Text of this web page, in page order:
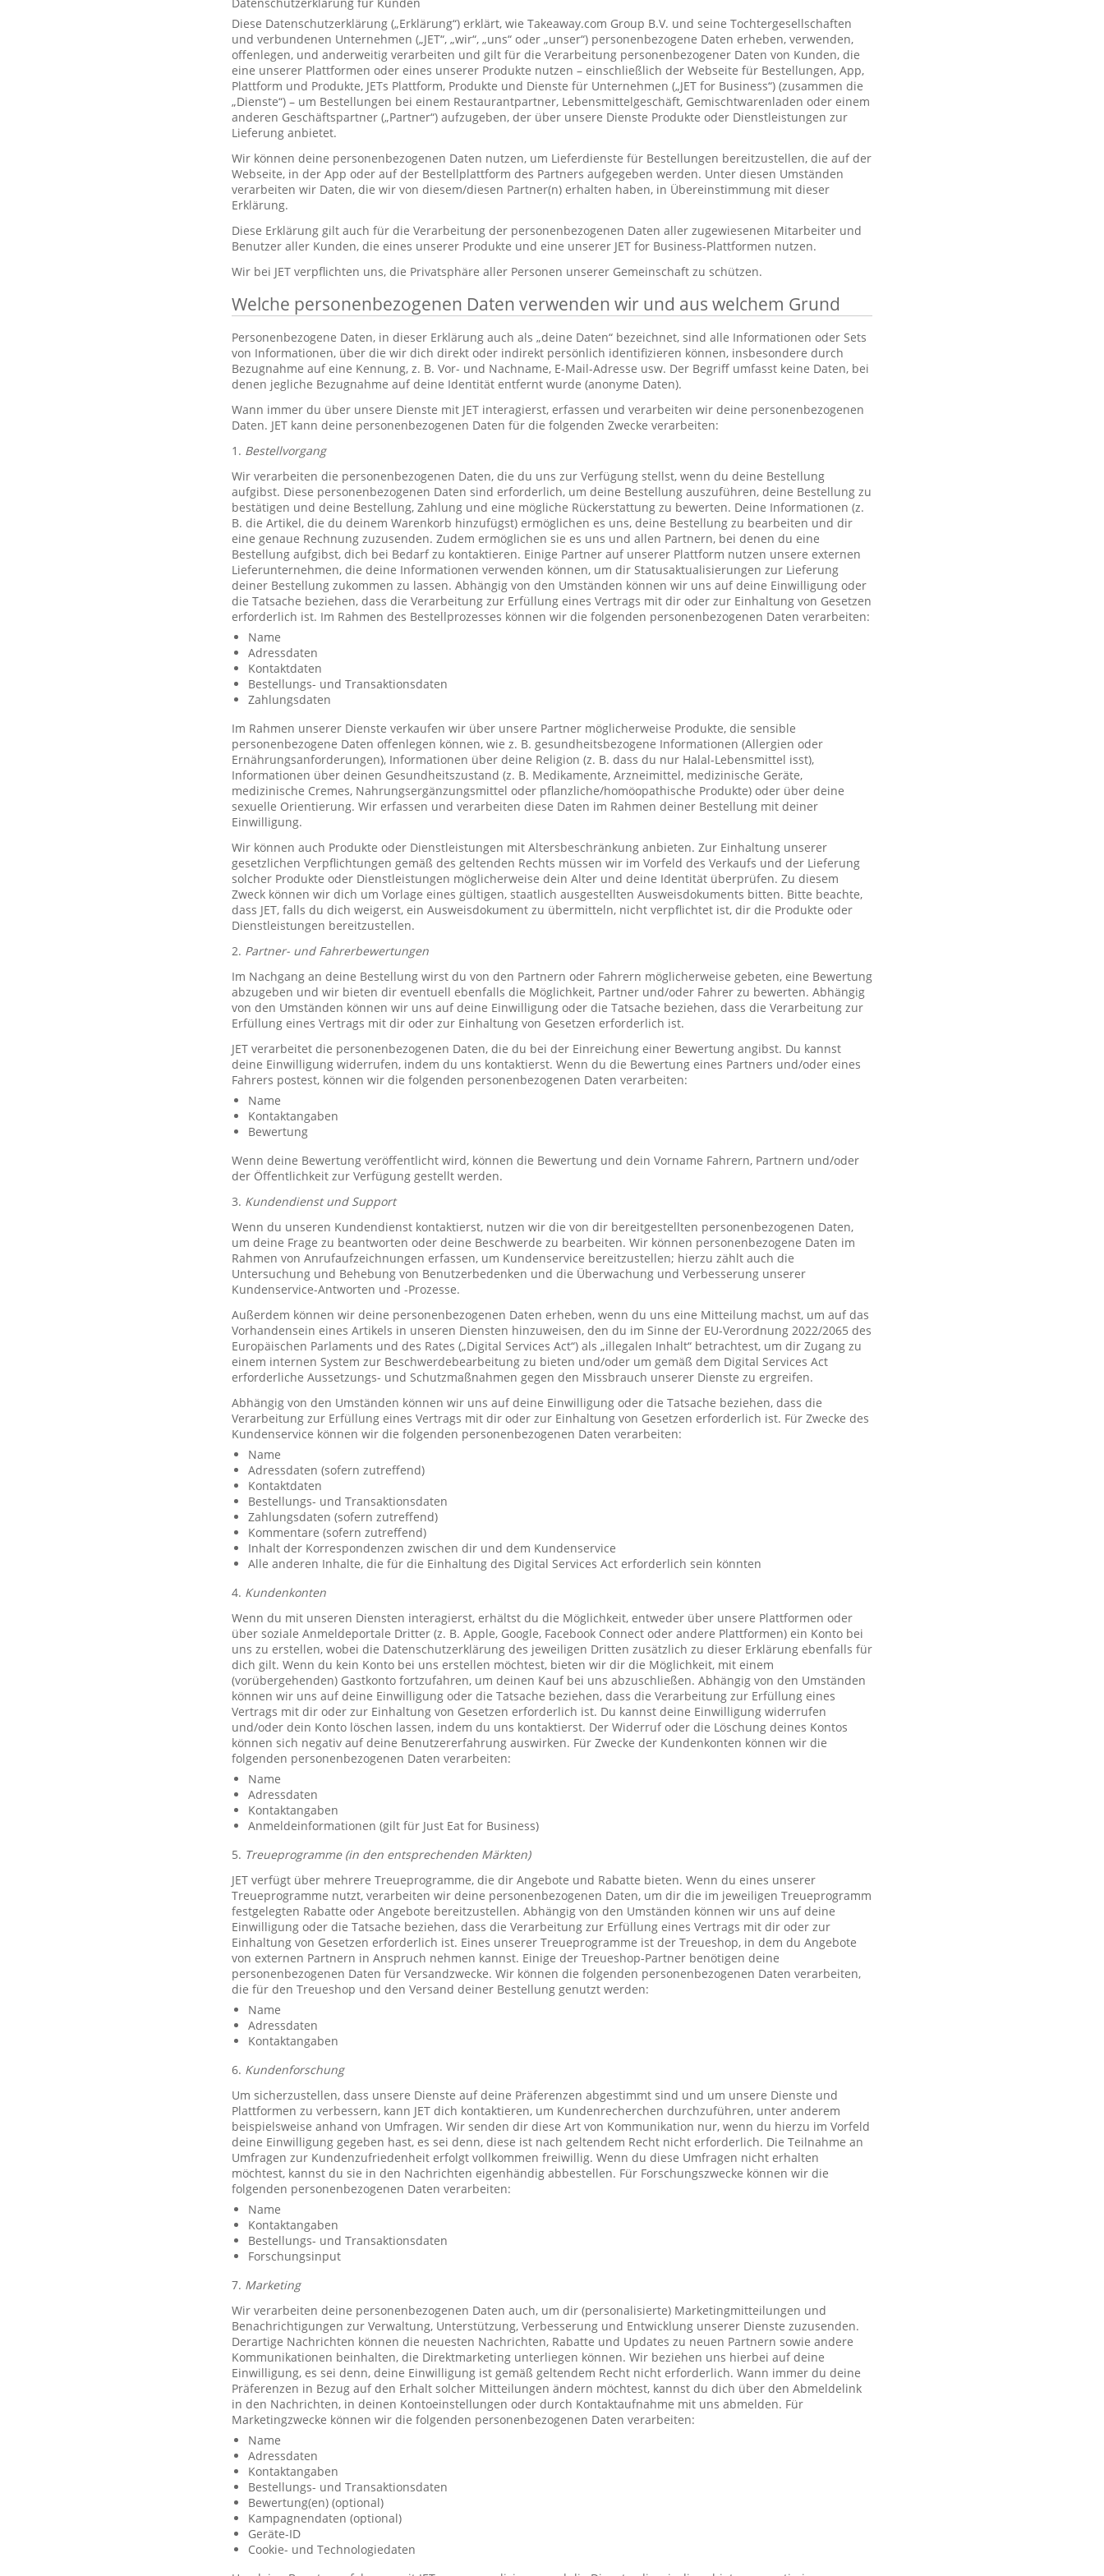
Diese Datenschutzerklärung („Erklärung“) erklärt, wie Takeaway.com Group B.V. und seine Tochtergesellschaften
und verbundenen Unternehmen („JET“, „wir“, „uns“ oder „unser“) personenbezogene Daten erheben, verwenden,
offenlegen, und anderweitig verarbeiten und gilt für die Verarbeitung personenbezogener Daten von Kunden, die
eine unserer Plattformen oder eines unserer Produkte nutzen – einschließlich der Webseite für Bestellungen, App,
Plattform und Produkte, JETs Plattform, Produkte und Dienste für Unternehmen („JET for Business“) (zusammen die
„Dienste“) – um Bestellungen bei einem Restaurantpartner, Lebensmittelgeschäft, Gemischtwarenladen oder einem
anderen Geschäftspartner („Partner“) aufzugeben, der über unsere Dienste Produkte oder Dienstleistungen zur
Lieferung anbietet.
Wir können deine personenbezogenen Daten nutzen, um Lieferdienste für Bestellungen bereitzustellen, die auf der
Webseite, in der App oder auf der Bestellplattform des Partners aufgegeben werden. Unter diesen Umständen
verarbeiten wir Daten, die wir von diesem/diesen Partner(n) erhalten haben, in Übereinstimmung mit dieser
Erklärung.
Diese Erklärung gilt auch für die Verarbeitung der personenbezogenen Daten aller zugewiesenen Mitarbeiter und
Benutzer aller Kunden, die eines unserer Produkte und eine unserer JET for Business-Plattformen nutzen.
Wir bei JET verpflichten uns, die Privatsphäre aller Personen unserer Gemeinschaft zu schützen.
Welche personenbezogenen Daten verwenden wir und aus welchem Grund
Personenbezogene Daten, in dieser Erklärung auch als „deine Daten“ bezeichnet, sind alle Informationen oder Sets
von Informationen, über die wir dich direkt oder indirekt persönlich identifizieren können, insbesondere durch
Bezugnahme auf eine Kennung, z. B. Vor- und Nachname, E-Mail-Adresse usw. Der Begriff umfasst keine Daten, bei
denen jegliche Bezugnahme auf deine Identität entfernt wurde (anonyme Daten).
Wann immer du über unsere Dienste mit JET interagierst, erfassen und verarbeiten wir deine personenbezogenen
Daten. JET kann deine personenbezogenen Daten für die folgenden Zwecke verarbeiten:
1. Bestellvorgang
Wir verarbeiten die personenbezogenen Daten, die du uns zur Verfügung stellst, wenn du deine Bestellung
aufgibst. Diese personenbezogenen Daten sind erforderlich, um deine Bestellung auszuführen, deine Bestellung zu
bestätigen und deine Bestellung, Zahlung und eine mögliche Rückerstattung zu bewerten. Deine Informationen (z.
B. die Artikel, die du deinem Warenkorb hinzufügst) ermöglichen es uns, deine Bestellung zu bearbeiten und dir
eine genaue Rechnung zuzusenden. Zudem ermöglichen sie es uns und allen Partnern, bei denen du eine
Bestellung aufgibst, dich bei Bedarf zu kontaktieren. Einige Partner auf unserer Plattform nutzen unsere externen
Lieferunternehmen, die deine Informationen verwenden können, um dir Statusaktualisierungen zur Lieferung
deiner Bestellung zukommen zu lassen. Abhängig von den Umständen können wir uns auf deine Einwilligung oder
die Tatsache beziehen, dass die Verarbeitung zur Erfüllung eines Vertrags mit dir oder zur Einhaltung von Gesetzen
erforderlich ist. Im Rahmen des Bestellprozesses können wir die folgenden personenbezogenen Daten verarbeiten:
Name
Adressdaten
Kontaktdaten
Bestellungs- und Transaktionsdaten
Zahlungsdaten
Im Rahmen unserer Dienste verkaufen wir über unsere Partner möglicherweise Produkte, die sensible
personenbezogene Daten offenlegen können, wie z. B. gesundheitsbezogene Informationen (Allergien oder
Ernährungsanforderungen), Informationen über deine Religion (z. B. dass du nur Halal-Lebensmittel isst),
Informationen über deinen Gesundheitszustand (z. B. Medikamente, Arzneimittel, medizinische Geräte,
medizinische Cremes, Nahrungsergänzungsmittel oder pflanzliche/homöopathische Produkte) oder über deine
sexuelle Orientierung. Wir erfassen und verarbeiten diese Daten im Rahmen deiner Bestellung mit deiner
Einwilligung.
Wir können auch Produkte oder Dienstleistungen mit Altersbeschränkung anbieten. Zur Einhaltung unserer
gesetzlichen Verpflichtungen gemäß des geltenden Rechts müssen wir im Vorfeld des Verkaufs und der Lieferung
solcher Produkte oder Dienstleistungen möglicherweise dein Alter und deine Identität überprüfen. Zu diesem
Zweck können wir dich um Vorlage eines gültigen, staatlich ausgestellten Ausweisdokuments bitten. Bitte beachte,
dass JET, falls du dich weigerst, ein Ausweisdokument zu übermitteln, nicht verpflichtet ist, dir die Produkte oder
Dienstleistungen bereitzustellen.
2. Partner- und Fahrerbewertungen
Im Nachgang an deine Bestellung wirst du von den Partnern oder Fahrern möglicherweise gebeten, eine Bewertung
abzugeben und wir bieten dir eventuell ebenfalls die Möglichkeit, Partner und/oder Fahrer zu bewerten. Abhängig
von den Umständen können wir uns auf deine Einwilligung oder die Tatsache beziehen, dass die Verarbeitung zur
Erfüllung eines Vertrags mit dir oder zur Einhaltung von Gesetzen erforderlich ist.
JET verarbeitet die personenbezogenen Daten, die du bei der Einreichung einer Bewertung angibst. Du kannst
deine Einwilligung widerrufen, indem du uns kontaktierst. Wenn du die Bewertung eines Partners und/oder eines
Fahrers postest, können wir die folgenden personenbezogenen Daten verarbeiten:
Name
Kontaktangaben
Bewertung
Wenn deine Bewertung veröffentlicht wird, können die Bewertung und dein Vorname Fahrern, Partnern und/oder
der Öffentlichkeit zur Verfügung gestellt werden.
3. Kundendienst und Support
Wenn du unseren Kundendienst kontaktierst, nutzen wir die von dir bereitgestellten personenbezogenen Daten,
um deine Frage zu beantworten oder deine Beschwerde zu bearbeiten. Wir können personenbezogene Daten im
Rahmen von Anrufaufzeichnungen erfassen, um Kundenservice bereitzustellen; hierzu zählt auch die
Untersuchung und Behebung von Benutzerbedenken und die Überwachung und Verbesserung unserer
Kundenservice-Antworten und -Prozesse.
Außerdem können wir deine personenbezogenen Daten erheben, wenn du uns eine Mitteilung machst, um auf das
Vorhandensein eines Artikels in unseren Diensten hinzuweisen, den du im Sinne der EU-Verordnung 2022/2065 des
Europäischen Parlaments und des Rates („Digital Services Act“) als „illegalen Inhalt“ betrachtest, um dir Zugang zu
einem internen System zur Beschwerdebearbeitung zu bieten und/oder um gemäß dem Digital Services Act
erforderliche Aussetzungs- und Schutzmaßnahmen gegen den Missbrauch unserer Dienste zu ergreifen.
Abhängig von den Umständen können wir uns auf deine Einwilligung oder die Tatsache beziehen, dass die
Verarbeitung zur Erfüllung eines Vertrags mit dir oder zur Einhaltung von Gesetzen erforderlich ist. Für Zwecke des
Kundenservice können wir die folgenden personenbezogenen Daten verarbeiten:
Name
Adressdaten (sofern zutreffend)
Kontaktdaten
Bestellungs- und Transaktionsdaten
Zahlungsdaten (sofern zutreffend)
Kommentare (sofern zutreffend)
Inhalt der Korrespondenzen zwischen dir und dem Kundenservice
Alle anderen Inhalte, die für die Einhaltung des Digital Services Act erforderlich sein könnten
4. Kundenkonten
Wenn du mit unseren Diensten interagierst, erhältst du die Möglichkeit, entweder über unsere Plattformen oder
über soziale Anmeldeportale Dritter (z. B. Apple, Google, Facebook Connect oder andere Plattformen) ein Konto bei
uns zu erstellen, wobei die Datenschutzerklärung des jeweiligen Dritten zusätzlich zu dieser Erklärung ebenfalls für
dich gilt. Wenn du kein Konto bei uns erstellen möchtest, bieten wir dir die Möglichkeit, mit einem
(vorübergehenden) Gastkonto fortzufahren, um deinen Kauf bei uns abzuschließen. Abhängig von den Umständen
können wir uns auf deine Einwilligung oder die Tatsache beziehen, dass die Verarbeitung zur Erfüllung eines
Vertrags mit dir oder zur Einhaltung von Gesetzen erforderlich ist. Du kannst deine Einwilligung widerrufen
und/oder dein Konto löschen lassen, indem du uns kontaktierst. Der Widerruf oder die Löschung deines Kontos
können sich negativ auf deine Benutzererfahrung auswirken. Für Zwecke der Kundenkonten können wir die
folgenden personenbezogenen Daten verarbeiten:
Name
Adressdaten
Kontaktangaben
Anmeldeinformationen (gilt für Just Eat for Business)
5. Treueprogramme (in den entsprechenden Märkten)
JET verfügt über mehrere Treueprogramme, die dir Angebote und Rabatte bieten. Wenn du eines unserer
Treueprogramme nutzt, verarbeiten wir deine personenbezogenen Daten, um dir die im jeweiligen Treueprogramm
festgelegten Rabatte oder Angebote bereitzustellen. Abhängig von den Umständen können wir uns auf deine
Einwilligung oder die Tatsache beziehen, dass die Verarbeitung zur Erfüllung eines Vertrags mit dir oder zur
Einhaltung von Gesetzen erforderlich ist. Eines unserer Treueprogramme ist der Treueshop, in dem du Angebote
von externen Partnern in Anspruch nehmen kannst. Einige der Treueshop-Partner benötigen deine
personenbezogenen Daten für Versandzwecke. Wir können die folgenden personenbezogenen Daten verarbeiten,
die für den Treueshop und den Versand deiner Bestellung genutzt werden:
Name
Adressdaten
Kontaktangaben
6. Kundenforschung
Um sicherzustellen, dass unsere Dienste auf deine Präferenzen abgestimmt sind und um unsere Dienste und
Plattformen zu verbessern, kann JET dich kontaktieren, um Kundenrecherchen durchzuführen, unter anderem
beispielsweise anhand von Umfragen. Wir senden dir diese Art von Kommunikation nur, wenn du hierzu im Vorfeld
deine Einwilligung gegeben hast, es sei denn, diese ist nach geltendem Recht nicht erforderlich. Die Teilnahme an
Umfragen zur Kundenzufriedenheit erfolgt vollkommen freiwillig. Wenn du diese Umfragen nicht erhalten
möchtest, kannst du sie in den Nachrichten eigenhändig abbestellen. Für Forschungszwecke können wir die
folgenden personenbezogenen Daten verarbeiten:
Name
Kontaktangaben
Bestellungs- und Transaktionsdaten
Forschungsinput
7. Marketing
Wir verarbeiten deine personenbezogenen Daten auch, um dir (personalisierte) Marketingmitteilungen und
Benachrichtigungen zur Verwaltung, Unterstützung, Verbesserung und Entwicklung unserer Dienste zuzusenden.
Derartige Nachrichten können die neuesten Nachrichten, Rabatte und Updates zu neuen Partnern sowie andere
Kommunikationen beinhalten, die Direktmarketing unterliegen können. Wir beziehen uns hierbei auf deine
Einwilligung, es sei denn, deine Einwilligung ist gemäß geltendem Recht nicht erforderlich. Wann immer du deine
Präferenzen in Bezug auf den Erhalt solcher Mitteilungen ändern möchtest, kannst du dich über den Abmeldelink
in den Nachrichten, in deinen Kontoeinstellungen oder durch Kontaktaufnahme mit uns abmelden. Für
Marketingzwecke können wir die folgenden personenbezogenen Daten verarbeiten:
Name
Adressdaten
Kontaktangaben
Bestellungs- und Transaktionsdaten
Bewertung(en) (optional)
Kampagnendaten (optional)
Geräte-ID
Cookie- und Technologiedaten